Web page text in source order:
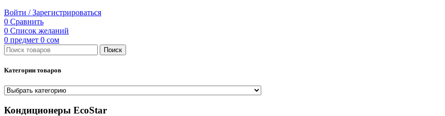
Войти / Зарегистрироваться
0 Сравнить
0 Список желаний
0 предмет 0 сом
Поиск
Категории товаров
Кондиционеры EcoStar